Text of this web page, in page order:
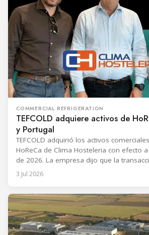
COMMERCIAL REFRIGERATION
TEFCOLD adquiere activos de
y Portugal
TEFCOLD adquirió los activos
HoReCa de Clima Hosteleria con efecto
de 2026. La empresa dijo que la
su cuota de mercado en España y
décima adquisición del TEFCOLD Group
3 Jul 2026